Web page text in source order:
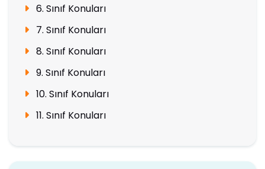
6. Sınıf Konuları
7. Sınıf Konuları
8. Sınıf Konuları
9. Sınıf Konuları
10. Sınıf Konuları
11. Sınıf Konuları